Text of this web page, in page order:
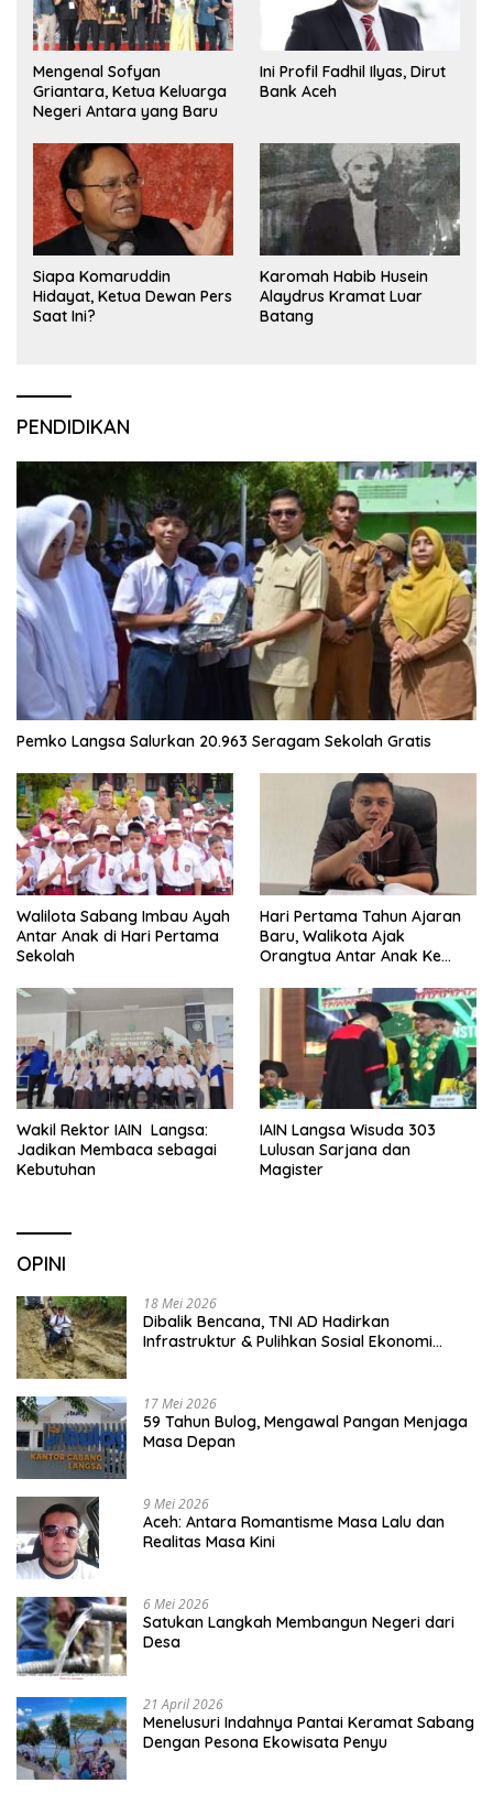
Mengenal Sofyan
Griantara, Ketua Keluarga
Negeri Antara yang Baru
Ini Profil Fadhil Ilyas, Dirut
Bank Aceh
Siapa Komaruddin
Hidayat, Ketua Dewan Pers
Saat Ini?
Karomah Habib Husein
Alaydrus Kramat Luar
Batang
PENDIDIKAN
Pemko Langsa Salurkan 20.963 Seragam Sekolah Gratis
Walilota Sabang Imbau Ayah
Antar Anak di Hari Pertama
Sekolah
Hari Pertama Tahun Ajaran
Baru, Walikota Ajak
Orangtua Antar Anak Ke
Wakil Rektor IAIN Langsa:
Jadikan Membaca sebagai
Kebutuhan
IAIN Langsa Wisuda 303
Lulusan Sarjana dan
Magister
OPINI
18 Mei 2026
Dibalik Bencana, TNI AD Hadirkan
Infrastruktur & Pulihkan Sosial Ekonomi
17 Mei 2026
59 Tahun Bulog, Mengawal Pangan Menjaga
Masa Depan
9 Mei 2026
Aceh: Antara Romantisme Masa Lalu dan
Realitas Masa Kini
6 Mei 2026
Satukan Langkah Membangun Negeri dari
Desa
21 April 2026
Menelusuri Indahnya Pantai Keramat Sabang
Dengan Pesona Ekowisata Penyu